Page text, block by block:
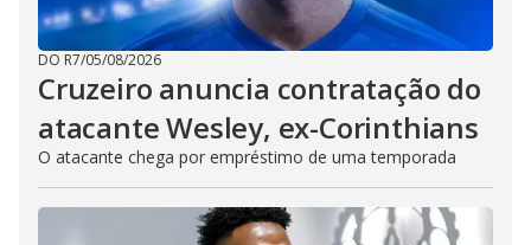
DO R7/05/08/2026
Cruzeiro anuncia contratação do
atacante Wesley, ex-Corinthians
O atacante chega por empréstimo de uma temporada